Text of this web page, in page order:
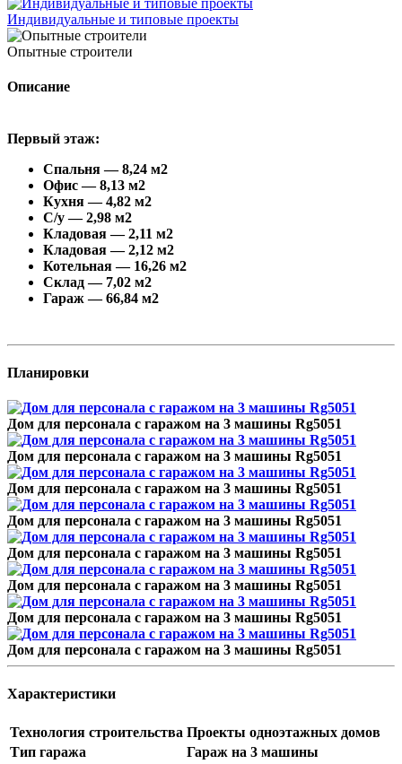
Индивидуальные и типовые проекты
Опытные строители
Описание
Первый этаж:
Спальня — 8,24 м2
Офис — 8,13 м2
Кухня — 4,82 м2
С/у — 2,98 м2
Кладовая — 2,11 м2
Кладовая — 2,12 м2
Котельная — 16,26 м2
Склад — 7,02 м2
Гараж — 66,84 м2
Планировки
Дом для персонала с гаражом на 3 машины Rg5051
Дом для персонала с гаражом на 3 машины Rg5051
Дом для персонала с гаражом на 3 машины Rg5051
Дом для персонала с гаражом на 3 машины Rg5051
Дом для персонала с гаражом на 3 машины Rg5051
Дом для персонала с гаражом на 3 машины Rg5051
Дом для персонала с гаражом на 3 машины Rg5051
Дом для персонала с гаражом на 3 машины Rg5051
Характеристики
Технология строительства Проекты одноэтажных домов
Тип гаража
Гараж на 3 машины